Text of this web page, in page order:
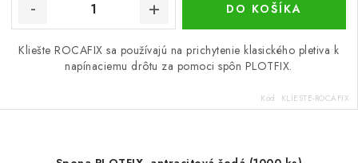
DO KOŠÍKA
Kliešte ROCAFIX sa používajú na prichytenie klasického pletiva k
napínaciemu drôtu za pomoci spôn PLOTFIX.
Kód: KLIESTE-ROCAFIX